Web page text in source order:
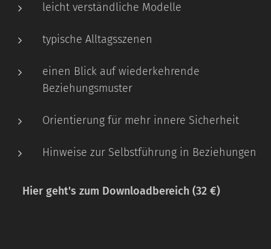
leicht verständliche Modelle
typische Alltagsszenen
einen Blick auf wiederkehrende
Beziehungsmuster
Orientierung für mehr innere Sicherheit
Hinweise zur Selbstführung in Beziehungen
Hier geht's zum Downloadbereich (32 €)